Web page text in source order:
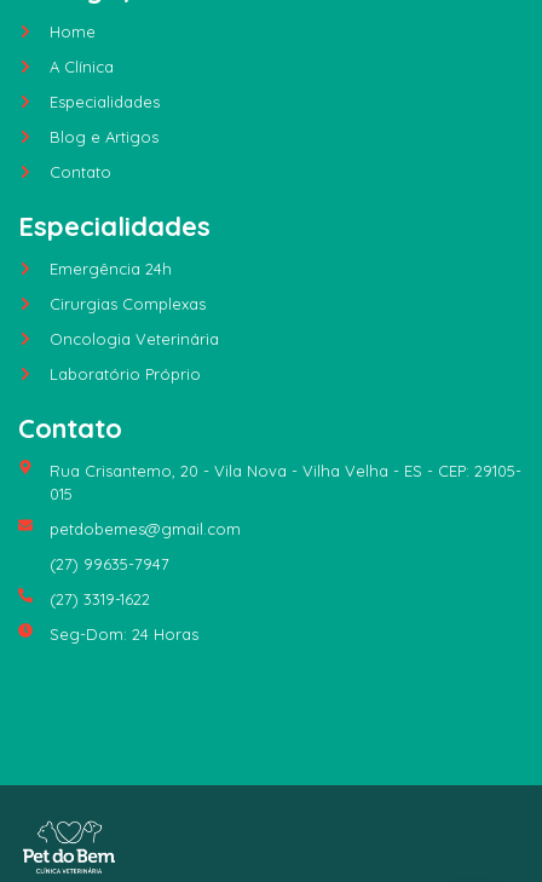
Home
A Clínica
Especialidades
Blog e Artigos
Contato
Especialidades
Emergência 24h
Cirurgias Complexas
Oncologia Veterinária
Laboratório Próprio
Contato
Rua Crisantemo, 20 - Vila Nova - Vilha Velha - ES - CEP: 29105-
015
petdobemes@gmail.com
(27) 99635-7947
(27) 3319-1622
Seg-Dom: 24 Horas